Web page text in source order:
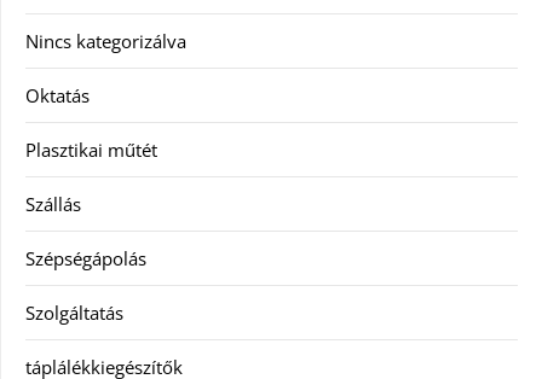
Nincs kategorizálva
Oktatás
Plasztikai műtét
Szállás
Szépségápolás
Szolgáltatás
táplálékkiegészítők